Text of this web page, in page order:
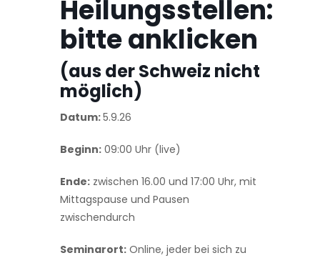
Heilungsstellen:
bitte anklicken
(aus der Schweiz nicht
möglich)
Datum:5.9.26
Beginn: 09:00 Uhr (live)
Ende: zwischen 16.00 und 17:00 Uhr, mit
Mittagspause und Pausen
zwischendurch
Seminarort: Online, jeder bei sich zu